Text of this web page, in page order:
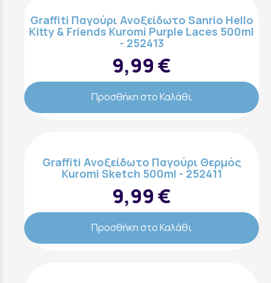
Graffiti Παγούρι Ανοξείδωτο Sanrio Hello
Kitty & Friends Kuromi Purple Laces 500ml
- 252413
9,99 €
Προσθήκη στο Καλάθι
Graffiti Ανοξείδωτο Παγούρι Θερμός
Kuromi Sketch 500ml - 252411
9,99 €
Προσθήκη στο Καλάθι